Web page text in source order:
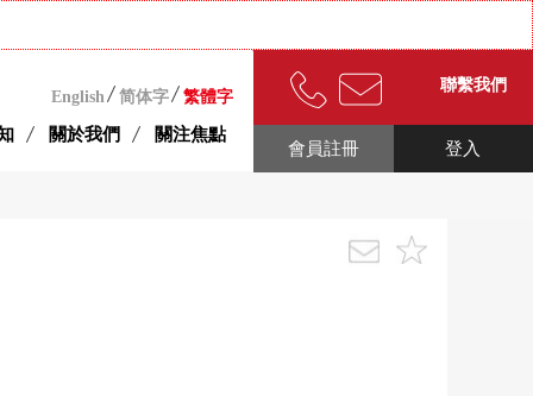
English 简体字 繁體字
關於我們 關注焦點
聯繫我們
登入
會員註冊